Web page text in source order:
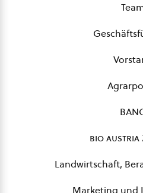
bio austria
Landwirtschaft,
Marketing und